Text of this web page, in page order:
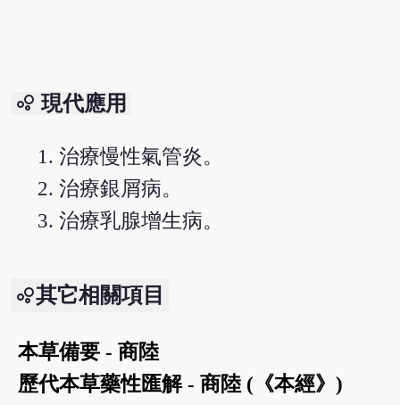
bubble_chart 現代應用
治療慢性氣管炎。
治療銀屑病。
治療乳腺增生病。
其它相關項目
本草備要 - 商陸
歷代本草藥性匯解 - 商陸 (《本經》)